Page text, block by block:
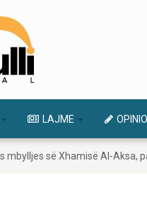
LAJME
mbylljes së Xhamisë Al-Aksa,